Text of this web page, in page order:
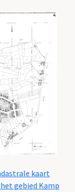
kaart
gebied Kamp